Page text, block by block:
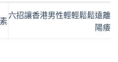
六招讓香港男性輕輕鬆鬆遠離
陽痿